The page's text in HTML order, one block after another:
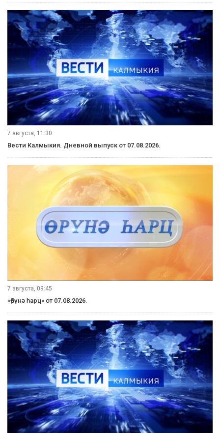
7 августа, 11:30
Вести Калмыкия. Дневной выпуск от 07.08.2026.
7 августа, 09:45
«Өрүнә һарц» от 07.08.2026.